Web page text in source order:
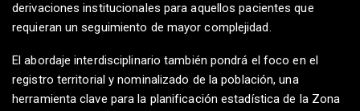
derivaciones institucionales para aquellos pacientes que
requieran un seguimiento de mayor complejidad.
El abordaje interdisciplinario también pondrá el foco en el
registro territorial y nominalizado de la población, una
herramienta clave para la planificación estadística de la Zona